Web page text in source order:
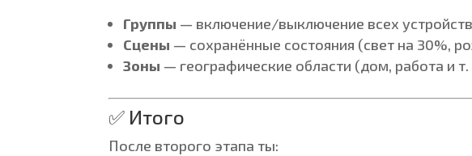
Группы — включение/выключение всех
Сцены — сохранённые состояния (свет на 30%,
Зоны — географические области (дом, работа и т.
✅ Итого
После второго этапа ты: